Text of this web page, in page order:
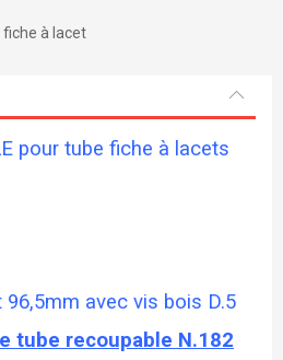
à lacet
pour tube fiche à lacets
avec vis bois D.5
tube recoupable N.182